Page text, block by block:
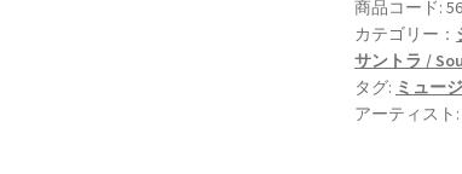
Broadway
Cast
Recording
/
ヘ
商品コード:
カテゴリー：
サントラ /
タグ: ミュー
アーティスト